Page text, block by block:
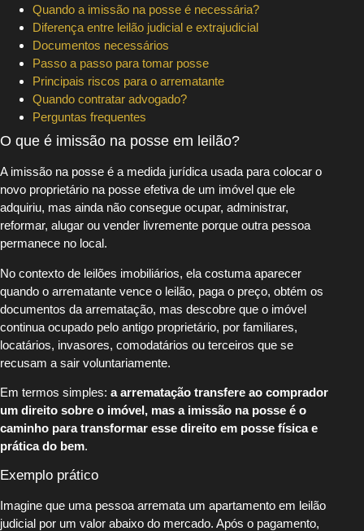
Quando a imissão na posse é necessária?
Diferença entre leilão judicial e extrajudicial
Documentos necessários
Passo a passo para tomar posse
Principais riscos para o arrematante
Quando contratar advogado?
Perguntas frequentes
O que é imissão na posse em leilão?
A imissão na posse é a medida jurídica usada para colocar o
novo proprietário na posse efetiva de um imóvel que ele
adquiriu, mas ainda não consegue ocupar, administrar,
reformar, alugar ou vender livremente porque outra pessoa
permanece no local.
No contexto de leilões imobiliários, ela costuma aparecer
quando o arrematante vence o leilão, paga o preço, obtém os
documentos da arrematação, mas descobre que o imóvel
continua ocupado pelo antigo proprietário, por familiares,
locatários, invasores, comodatários ou terceiros que se
recusam a sair voluntariamente.
Em termos simples: a arrematação transfere ao comprador
um direito sobre o imóvel, mas a imissão na posse é o
caminho para transformar esse direito em posse física e
prática do bem.
Exemplo prático
Imagine que uma pessoa arremata um apartamento em leilão
judicial por um valor abaixo do mercado. Após o pagamento,